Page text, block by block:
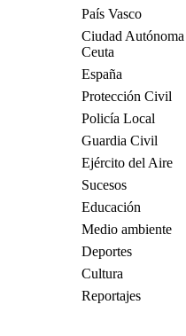
País Vasco
Ciudad Autónoma
Ceuta
España
Protección Civil
Policía Local
Guardia Civil
Ejército del Aire
Sucesos
Educación
Medio ambiente
Deportes
Cultura
Reportajes